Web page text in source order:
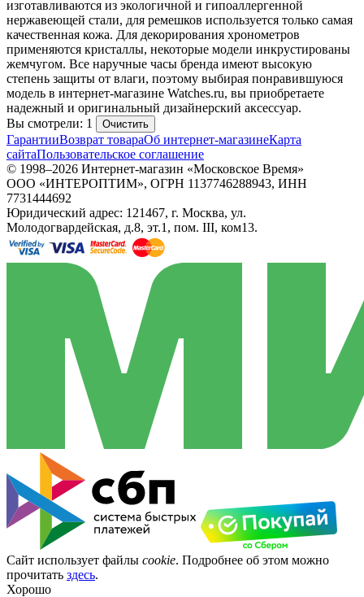
изготавливаются из экологичной и гипоаллергенной
нержавеющей стали, для ремешков используется только самая
качественная кожа. Для декорирования хронометров
применяются кристаллы, некоторые модели инкрустированы
жемчугом. Все наручные часы бренда имеют высокую
степень защиты от влаги, поэтому выбирая понравившуюся
модель в интернет-магазине Watches.ru, вы приобретаете
надежный и оригинальный дизайнерский аксессуар.
Вы смотрели: 1
Очистить
ГарантииВозврат товараОб интернет-магазинеКарта
сайтаПользовательское соглашение
© 1998–2026 Интернет-магазин «Московское Время»
ООО «ИНТЕРОПТИМ», ОГРН 1137746288943, ИНН
7731444692
Юридический адрес: 121467, г. Москва, ул.
Молодогвардейская, д.8, эт.1, пом. III, ком13.
Сайт использует файлы cookie. Подробнее об этом можно
прочитать здесь.
Хорошо